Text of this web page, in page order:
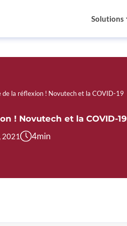
Solutions
de la réflexion ! Novutech et la COVID-19
! Novutech et la COVID-19
2021 4min